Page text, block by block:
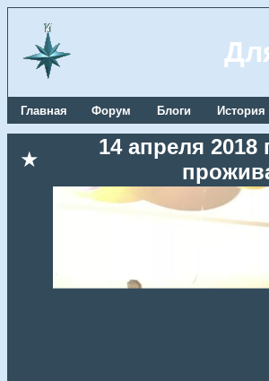
Главная Форум Блоги История
★
14 апреля 2018